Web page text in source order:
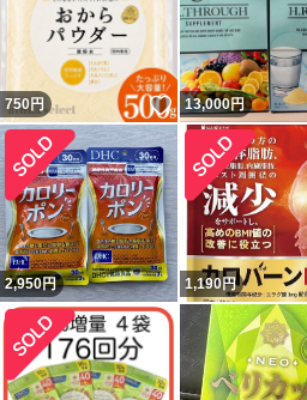
750円 いいね！
13,000円
2,950円 1,190円